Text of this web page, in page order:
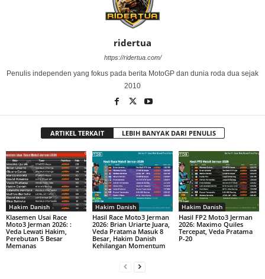
ridertua
https://ridertua.com/
Penulis independen yang fokus pada berita MotoGP dan dunia roda dua sejak
2010
ARTIKEL TERKAIT LEBIH BANYAK DARI PENULIS
Hakim Danish
Klasemen Usai Race
Moto3 Jerman 2026: :
Veda Lewati Hakim,
Perebutan 5 Besar
Memanas
Hakim Danish
Hasil Race Moto3 Jerman
2026: Brian Uriarte Juara,
Veda Pratama Masuk 8
Besar, Hakim Danish
Kehilangan Momentum
Hakim Danish
Hasil FP2 Moto3 Jerman
2026: Maximo Quiles
Tercepat, Veda Pratama
P-20